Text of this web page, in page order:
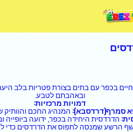
בכפר עם בתים בצורת פטריות בלב
ובאהבתם לטבע.
דמויות מרכזיות:
סמרף(דרדסבא): המנהיג החכם
הדרדסית היחידה בכפר, ידועה ביופייה
הרשע שמנסה לתפוס את הדרדסים כדי